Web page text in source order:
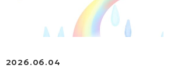
2026.06.04